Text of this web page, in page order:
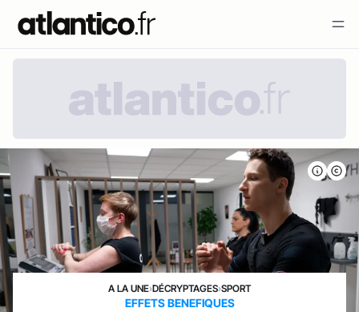
A LA UNE›DÉCRYPTAGES›SPORT
EFFETS BENEFIQUES